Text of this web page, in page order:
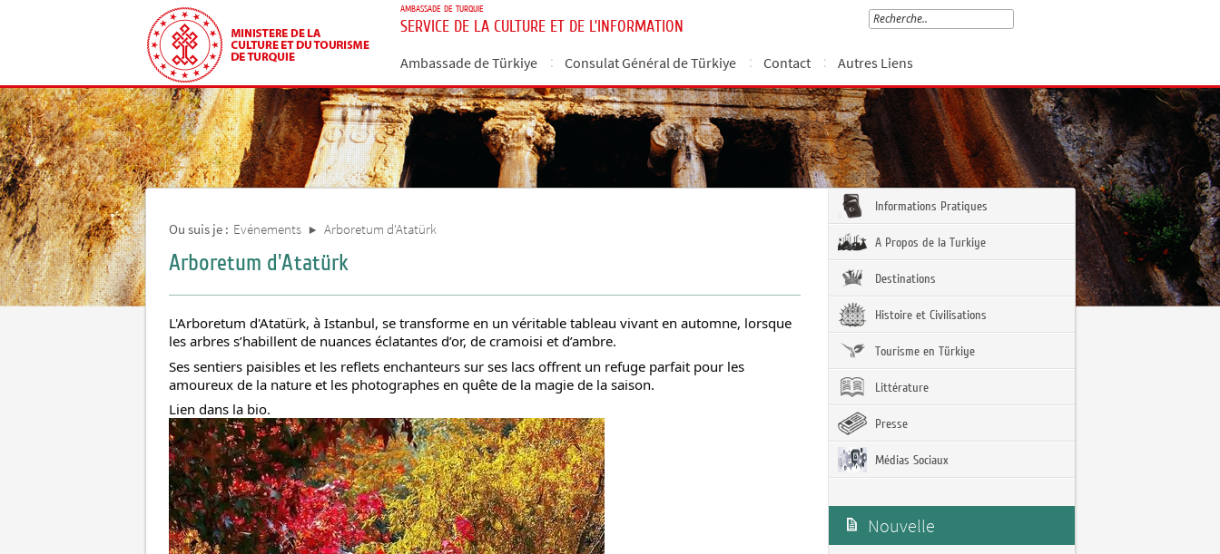
AMBASSADE DE TURQUIE
SERVICE DE LA CULTURE ET DE L’INFORMATION
Ambassade de Türkiye Consulat Général de Türkiye Contact Autres Liens
Ou suis je : Evénements Arboretum d'Atatürk
Arboretum d'Atatürk
L'Arboretum d'Atatürk, à Istanbul, se transforme en un véritable tableau vivant en automne, lorsque
les arbres s’habillent de nuances éclatantes d’or, de cramoisi et d’ambre.
Ses sentiers paisibles et les reflets enchanteurs sur ses lacs offrent un refuge parfait pour les
amoureux de la nature et les photographes en quête de la magie de la saison.
Lien dans la bio.
Informations Pratiques
A Propos de la Turkiye
Destinations
Histoire et Civilisations
Tourisme en Türkiye
Littérature
Presse
Médias Sociaux
Nouvelle